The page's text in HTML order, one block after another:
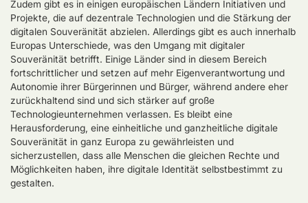
Zudem gibt es in einigen europäischen Ländern Initiativen und
Projekte, die auf dezentrale Technologien und die Stärkung der
digitalen Souveränität abzielen. Allerdings gibt es auch innerhalb
Europas Unterschiede, was den Umgang mit digitaler
Souveränität betrifft. Einige Länder sind in diesem Bereich
fortschrittlicher und setzen auf mehr Eigenverantwortung und
Autonomie ihrer Bürgerinnen und Bürger, während andere eher
zurückhaltend sind und sich stärker auf große
Technologieunternehmen verlassen. Es bleibt eine
Herausforderung, eine einheitliche und ganzheitliche digitale
Souveränität in ganz Europa zu gewährleisten und
sicherzustellen, dass alle Menschen die gleichen Rechte und
Möglichkeiten haben, ihre digitale Identität selbstbestimmt zu
gestalten.